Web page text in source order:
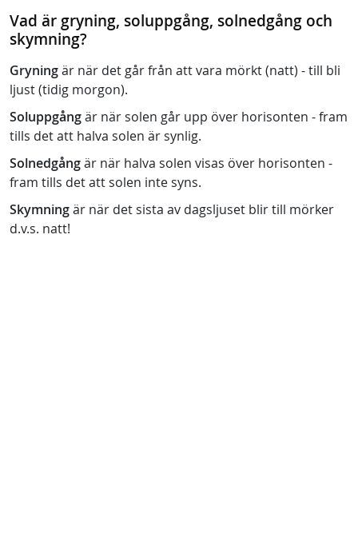
Vad är gryning, soluppgång, solnedgång och
skymning?
Gryningär när det går från att vara mörkt (natt) - till bli
ljust (tidig morgon).
Soluppgångär när solen går upp över horisonten - fram
tills det att halva solen är synlig.
Solnedgångär när halva solen visas över horisonten -
fram tills det att solen inte syns.
Skymningär när det sista av dagsljuset blir till mörker
d.v.s. natt!